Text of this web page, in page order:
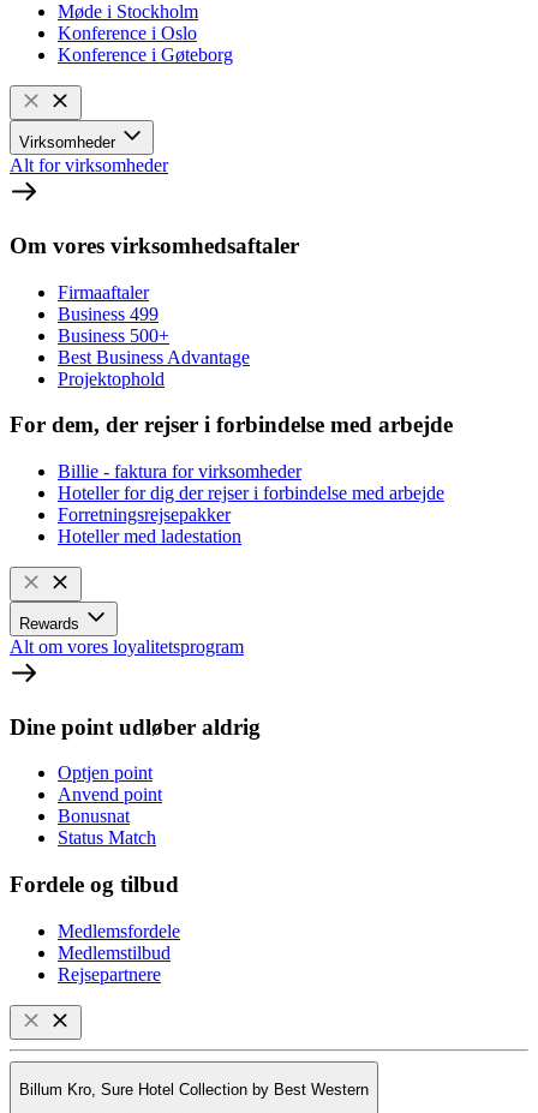
Møde i Stockholm
Konference i Oslo
Konference i Gøteborg
Virksomheder
Alt for virksomheder
Om vores virksomhedsaftaler
Firmaaftaler
Business 499
Business 500+
Best Business Advantage
Projektophold
For dem, der rejser i forbindelse med arbejde
Billie - faktura for virksomheder
Hoteller for dig der rejser i forbindelse med arbejde
Forretningsrejsepakker
Hoteller med ladestation
Rewards
Alt om vores loyalitetsprogram
Dine point udløber aldrig
Optjen point
Anvend point
Bonusnat
Status Match
Fordele og tilbud
Medlemsfordele
Medlemstilbud
Rejsepartnere
Billum Kro, Sure Hotel Collection by Best Western